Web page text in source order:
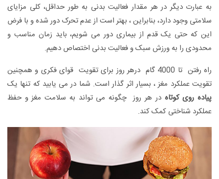
به عبارت دیگر در هر مقدار فعالیت بدنی به طور حداقل، کلی مزایای
سلامتی وجود دارد، بنابراین ، بهتر است از عدم تحرک دور شده و با فرض
این که حتی یک قدم از بیماری دور می شویم، باید زمان مناسب و
محدودی را به ورزش سبک و فعالیت بدنی اختصاص دهیم.
راه رفتن تا 4000 گام درهر روز برای تقویت قوای فکری و همچنین
تقویت عملکرد مغز ، بسیار اثر گذار است. شما در می یابید که تنها یک
پیاده روی کوتاه در هر روز چگونه می تواند به سلامت مغز و حفظ
عملکرد شناختی کمک کند.